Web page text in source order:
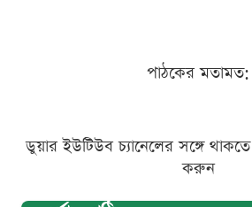
পাঠকের মতামত:
ডুয়ার ইউটিউব চ্যানেলের সঙ্গে থাকতে
করুন